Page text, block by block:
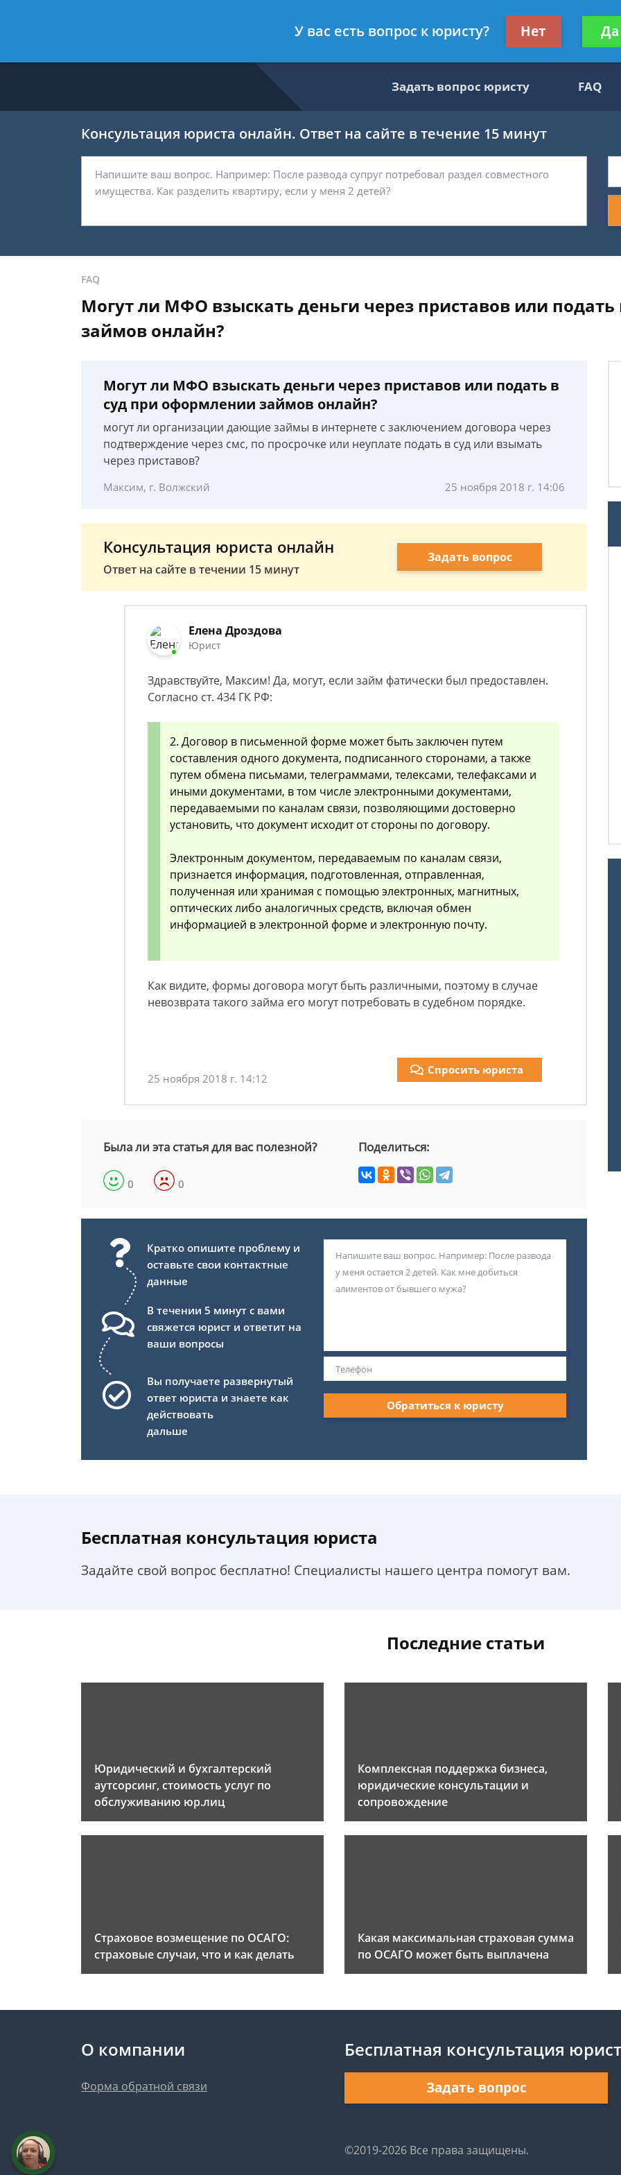
- Налоговый консультант, служащий ФНС
Получите
Задать вопрос юристу FAQ
Консультация юриста онлайн. Ответ на сайте в течение 15 минут
FAQ
Могут ли МФО взыскать деньги через приставов или
займов онлайн?
Могут ли МФО взыскать деньги через приставов или подать в
суд при оформлении займов онлайн?
могут ли организации дающие займы в интернете с заключением договора через
подтверждение через смс, по просрочке или неуплате подать в суд или взымать
через приставов?
Максим, г. Волжский 25 ноября 2018 г. 14:06
Консультация юриста онлайн
Ответ на сайте в течении 15 минут
Задать вопрос
Елена Дроздова
Юрист
Здравствуйте, Максим! Да, могут, если займ фатически был предоставлен.
Согласно ст. 434 ГК РФ:
2. Договор в письменной форме может быть заключен путем
составления одного документа, подписанного сторонами, а также
путем обмена письмами, телеграммами, телексами, телефаксами и
иными документами, в том числе электронными документами,
передаваемыми по каналам связи, позволяющими достоверно
установить, что документ исходит от стороны по договору.
Электронным документом, передаваемым по каналам связи,
признается информация, подготовленная, отправленная,
полученная или хранимая с помощью электронных, магнитных,
оптических либо аналогичных средств, включая обмен
информацией в электронной форме и электронную почту.
Как видите, формы договора могут быть различными, поэтому в случае
невозврата такого займа его могут потребовать в судебном порядке.
25 ноября 2018 г. 14:12
Спросить юриста
Была ли эта статья для вас полезной?
0 0
Поделиться:
Кратко опишите проблему и
оставьте свои контактные
данные
В течении 5 минут с вами
свяжется юрист и ответит на
ваши вопросы
Вы получаете развернутый
ответ юриста и знаете как
действовать
дальше
Обратиться к юристу
Бесплатная консультация юриста
Задайте свой вопрос бесплатно! Специалисты нашего центра помогут вам.
Последние статьи
Юридический и бухгалтерский
аутсорсинг, стоимость услуг по
обслуживанию юр.лиц
Комплексная поддержка бизнеса,
юридические консультации и
сопровождение
Страховое возмещение по ОСАГО:
страховые случаи, что и как делать
Какая максимальная страховая сумма
по ОСАГО может быть выплачена
О компании
Форма обратной связи
Бесплатная консультация
Задать вопрос
©2019-2026 Все права защищены.
У вас есть вопрос к юристу? Нет Да